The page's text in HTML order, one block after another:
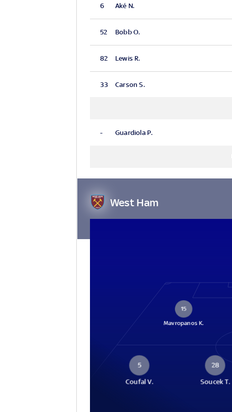
6 Aké N.
52 Bobb O.
82 Lewis R.
33 Carson S.
- Guardiola P.
West Ham
15
Mavropanos K.
5
Coufal V.
28
Soucek T.